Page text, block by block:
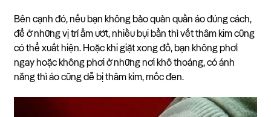
Bên cạnh đó, nếu bạn không bảo quản quần áo đúng cách,
để ở những vị trí ẩm ướt, nhiều bụi bẩn thì vết thâm kim cũng
có thể xuất hiện. Hoặc khi giặt xong đồ, bạn không phơi
ngay hoặc không phơi ở những nơi khô thoáng, có ánh
nắng thì áo cũng dễ bị thâm kim, mốc đen.